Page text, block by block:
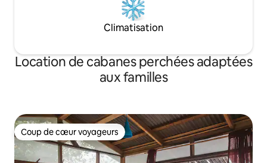
Climatisation
Location de cabanes perchées adaptées
aux familles
Coup de cœur voyageurs
Coup de cœur voyageurs